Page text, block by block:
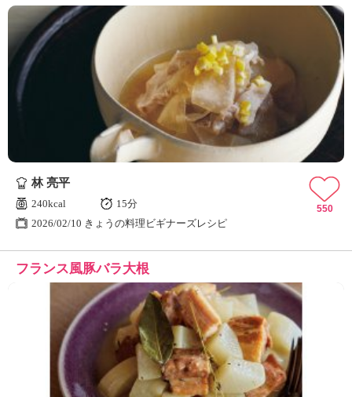
林 亮平
240kcal
15分
2026/02/10 きょうの料理ビギナーズレシピ
550
フランス風豚バラ大根